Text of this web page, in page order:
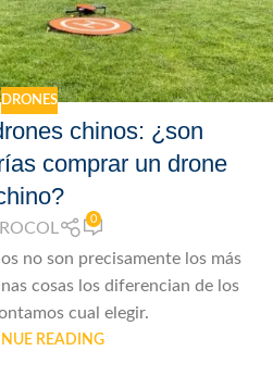
DRONES
chinos: ¿son
comprar un drone
0
no son precisamente los más
cosas los diferencian de los
cual elegir.
READING